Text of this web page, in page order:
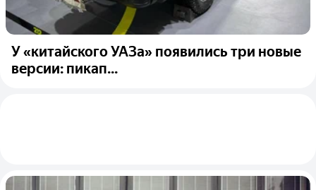
У «китайского УАЗа» появились три новые
версии: пикап...